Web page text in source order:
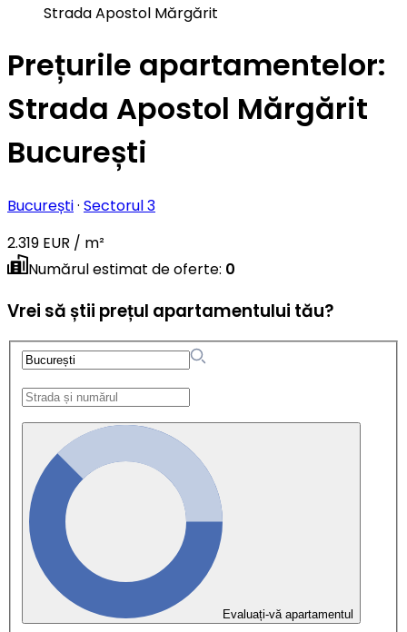
Strada Apostol Mărgărit
Prețurile apartamentelor:
Strada Apostol Mărgărit
București
București· Sectorul 3
2.319 EUR / m²
Numărul estimat de oferte: 0
Vrei să știi prețul apartamentului tău?
Evaluați-vă apartamentul